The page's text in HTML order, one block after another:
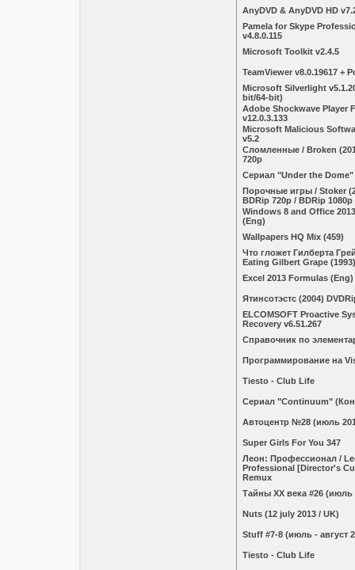
AnyDVD & AnyDVD HD
Pamela for Skype
v4.8.0.115
Microsoft Toolkit v2.4.5
TeamViewer v8.0.19617 +
Microsoft Silverlight
bit/64-bit)
Adobe Shockwave Player
v12.0.3.133
Microsoft Malicious
v5.2
Сломленные / Broken
720p
Сериал "Under the
Порочные игры / Stoker
BDRip 720p / BDRip 1080p
Windows 8 and Office
(Eng)
Wallpapers HQ Mix (459)
Что гложет Гилберта
Eating Gilbert Grape
Excel 2013 Formulas (Eng)
Ятинсотэстс (2004)
ELCOMSOFT Proactive
Recovery v6.51.267
Справочник по
Программирование на
Tiesto - Club Life
Сериал "Continuum"
Автоцентр №28 (июль
Super Girls For You 347
Леон: Профессионал /
Professional [Director's
Remux
Тайны ХХ века #26 (июль
Nuts (12 july 2013 / UK)
Stuff #7-8 (июль - август
Tiesto - Club Life